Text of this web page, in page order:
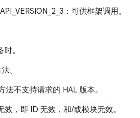
：可供框架调用。
。
。
法不支持请求的 HAL 版本。
效，即 ID 无效，和/或模块无效。